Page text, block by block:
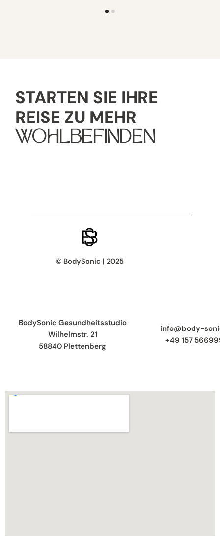
STARTEN SIE IHRE
REISE ZU MEHR
WOHLBEFINDEN
© BodySonic | 2025
BodySonic Gesundheitsstudio
Wilhelmstr. 21
58840 Plettenberg
info@body-
+49 157